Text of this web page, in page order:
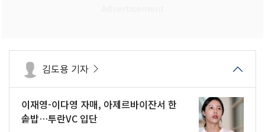
김도용 기자
이재영-이다영 자매, 아제르바이잔서 한
솥밥…투란VC 입단